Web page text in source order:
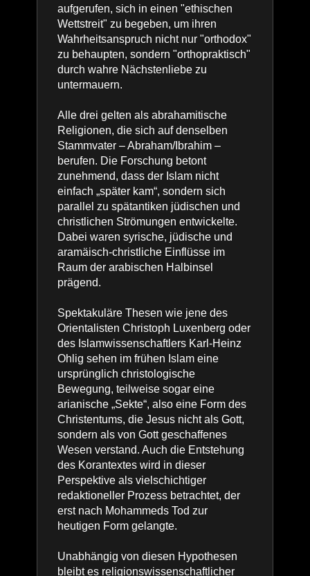
aufgerufen, sich in einen "ethischen
Wettstreit" zu begeben, um ihren
Wahrheitsanspruch nicht nur "orthodox"
zu behaupten, sondern "orthopraktisch"
durch wahre Nächstenliebe zu
untermauern.
Alle drei gelten als abrahamitische
Religionen, die sich auf denselben
Stammvater – Abraham/Ibrahim –
berufen. Die Forschung betont
zunehmend, dass der Islam nicht
einfach „später kam“, sondern sich
parallel zu spätantiken jüdischen und
christlichen Strömungen entwickelte.
Dabei waren syrische, jüdische und
aramäisch-christliche Einflüsse im
Raum der arabischen Halbinsel
prägend.
Spektakuläre Thesen wie jene des
Orientalisten Christoph Luxenberg oder
des Islamwissenschaftlers Karl-Heinz
Ohlig sehen im frühen Islam eine
ursprünglich christologische
Bewegung, teilweise sogar eine
arianische „Sekte“, also eine Form des
Christentums, die Jesus nicht als Gott,
sondern als von Gott geschaffenes
Wesen verstand. Auch die Entstehung
des Korantextes wird in dieser
Perspektive als vielschichtiger
redaktioneller Prozess betrachtet, der
erst nach Mohammeds Tod zur
heutigen Form gelangte.
Unabhängig von diesen Hypothesen
bleibt es religionswissenschaftlicher